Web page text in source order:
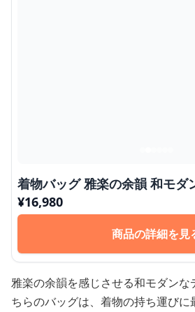
着物バッグ 雅楽の余韻 和モダ
¥16,980
商品の詳細を見
雅楽の余韻を感じさせる和モダンな
ちらのバッグは、着物の持ち運び